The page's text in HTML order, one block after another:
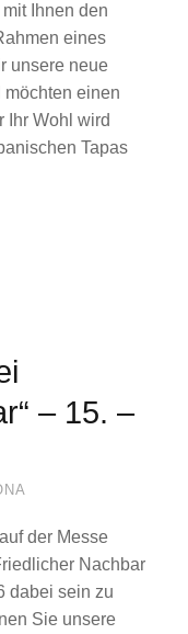
Ihnen den
eines
unsere neue
möchten einen
Ihr Wohl wird
Tapas
– 15. –
der Messe
Nachbar
dabei sein zu
Sie unsere